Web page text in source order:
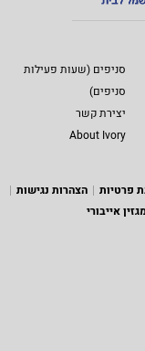
סניפים (שעות פעילות
סניפים)
יצירת קשר
About Ivory
פרטיות
הצהרות נגישות
אייבורי